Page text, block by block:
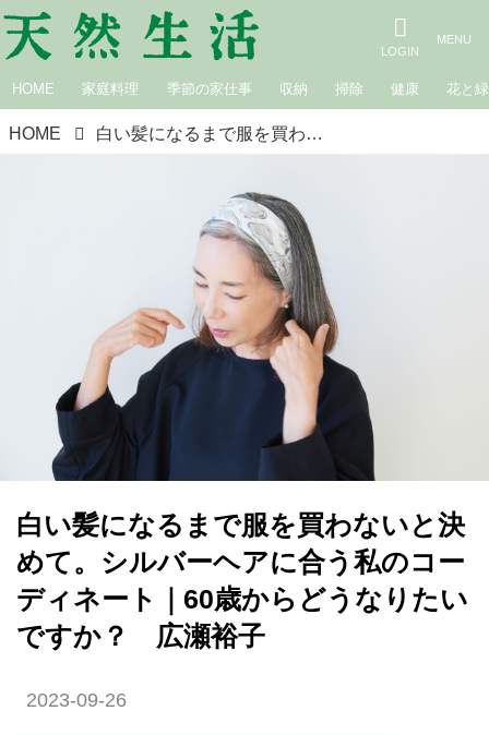
HOME 家庭料理 季節の家仕事 収納 掃除 健康 花と緑
HOME 白い髪になるまで服を買わないと決めて。シルバーヘアに合う私のコーディネート｜60歳からどうなりたいですか？ 広瀬裕子
白い髪になるまで服を買わないと決
めて。シルバーヘアに合う私のコー
ディネート｜60歳からどうなりたい
ですか？ 広瀬裕子
2023-09-26